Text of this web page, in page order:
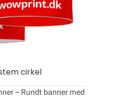
cirkel
– Rundt banner med